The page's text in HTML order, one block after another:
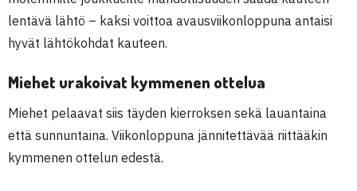
lentävä lähtö – kaksi voittoa avausviikonloppuna antaisi
hyvät lähtökohdat kauteen.
Miehet urakoivat kymmenen ottelua
Miehet pelaavat siis täyden kierroksen sekä lauantaina
että sunnuntaina. Viikonloppuna jännitettävää riittääkin
kymmenen ottelun edestä.